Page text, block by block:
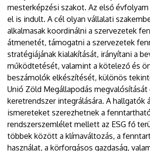
mesterképzési szakot. Az első
el is indult. A cél olyan vállalati
alkalmasak koordinálni a szervezetek
átmenetét, támogatni a szervezetek
stratégiájának kialakítását, irányítani a
működtetését, valamint a kötelező és
beszámolók elkészítését, különös
Unió Zöld Megállapodás megvalósítását
keretrendszer integrálására. A hallgatók
ismereteket szerezhetnek a
rendszerszemlélet mellett az ESG fő
többek között a klímaváltozás, a
használat, a körforgásos gazdaság,